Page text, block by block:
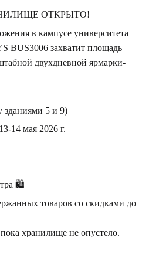
ОТКРЫТО!
в кампусе университета
BUS3006 захватит площадь
двухдневной ярмарки-
зданиями 5 и 9)
14 мая 2026 г.
🛍️
товаров со скидками до
хранилище не опустело.